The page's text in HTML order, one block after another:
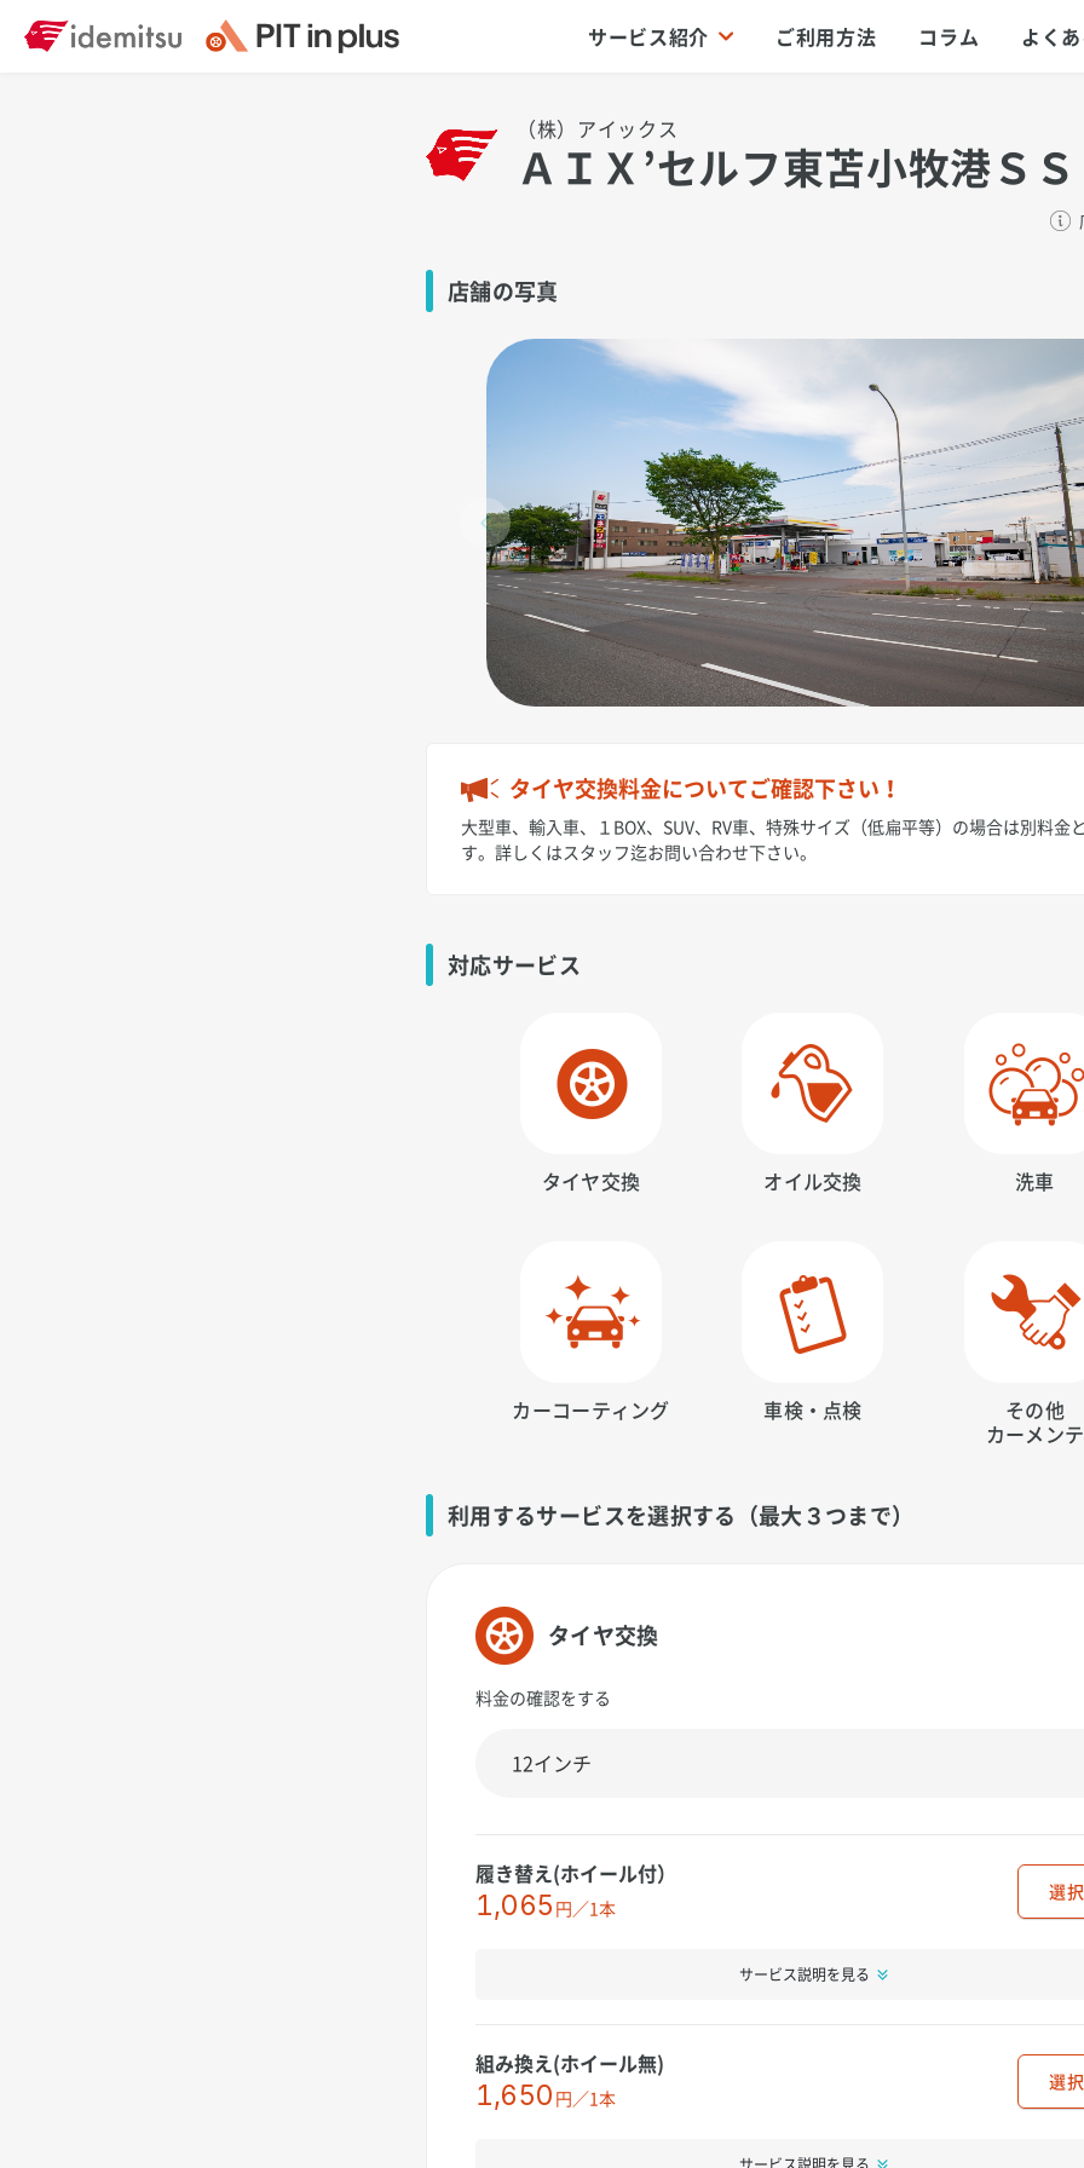
サービス紹介 ご利用方法 コラム よく
（株）アイックス
ＡＩＸ’セルフ東苫小牧港ＳＳ
店舗の写真
タイヤ交換料金についてご確認下さい！
大型車、輸入車、１BOX、SUV、RV車、特殊サイズ（低扁平等）の場合は別料金
す。詳しくはスタッフ迄お問い合わせ下さい。
対応サービス
タイヤ交換 オイル交換 洗車
カーコーティング 車検・点検
その他
カーメンテ
利用するサービスを選択する（最大３つまで）
タイヤ交換
料金の確認をする
履き替え(ホイール付）
1,065 円／1本
選択
サービス説明を見る
組み換え(ホイール無)
1,650 円／1本
選択